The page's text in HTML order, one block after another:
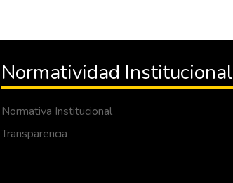
Normatividad Institucional
Normativa Institucional
Transparencia